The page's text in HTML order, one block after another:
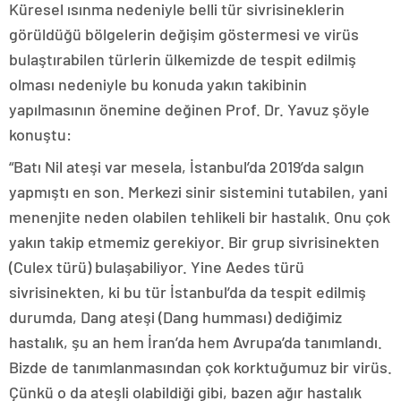
Küresel ısınma nedeniyle belli tür sivrisineklerin
görüldüğü bölgelerin değişim göstermesi ve virüs
bulaştırabilen türlerin ülkemizde de tespit edilmiş
olması nedeniyle bu konuda yakın takibinin
yapılmasının önemine değinen Prof. Dr. Yavuz şöyle
konuştu:
“Batı Nil ateşi var mesela, İstanbul’da 2019’da salgın
yapmıştı en son. Merkezi sinir sistemini tutabilen, yani
menenjite neden olabilen tehlikeli bir hastalık. Onu çok
yakın takip etmemiz gerekiyor. Bir grup sivrisinekten
(Culex türü) bulaşabiliyor. Yine Aedes türü
sivrisinekten, ki bu tür İstanbul’da da tespit edilmiş
durumda, Dang ateşi (Dang humması) dediğimiz
hastalık, şu an hem İran’da hem Avrupa’da tanımlandı.
Bizde de tanımlanmasından çok korktuğumuz bir virüs.
Çünkü o da ateşli olabildiği gibi, bazen ağır hastalık